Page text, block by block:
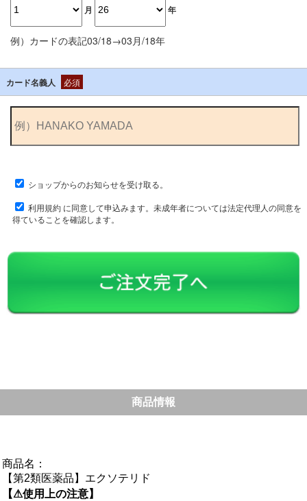
月 年
例）カードの表記03/18→03月/18年
カード名義人 必須
ショップからのお知らせを受け取る。
利用規約に同意して申込みます。未成年者については法定代理人の同意を
得ていることを確認します。
商品情報
商品名：
【第2類医薬品】エクソテリド
【⚠使用上の注意】